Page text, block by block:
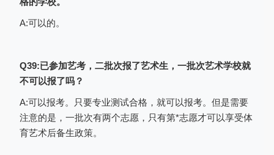
1.在志愿填报有效时间内可以再修改一
下自己的志愿信息，但是只能在最近修改点
2.若填报的有提前批志愿，当提前批志
愿审核通过后，将不能再修改所有的志愿信
息。
三、安全退出
A:可以的。
Q39:已参加艺考，二批次报了艺术生，一批次艺术学校就
不可以报了吗？
A:可以报考。只要专业测试合格，就可以报考。但是需要
注意的是，一批次有两个志愿，只有第*志愿才可以享受体
育艺术后备生政策。